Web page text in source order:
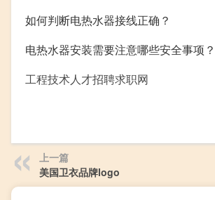
如何判断电热水器接线正确？
电热水器安装需要注意哪些安全事项？
工程技术人才招聘求职网
上一篇
美国卫衣品牌logo